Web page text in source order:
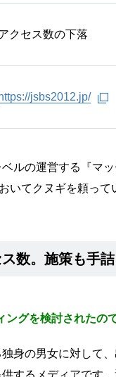
クセス数の下落
https://jsbs2012.jp/
ルの運営する『マ
いてクヌギを頼っ
数。施策も手
グを検討されたの
身の男女に対して
するメディアです